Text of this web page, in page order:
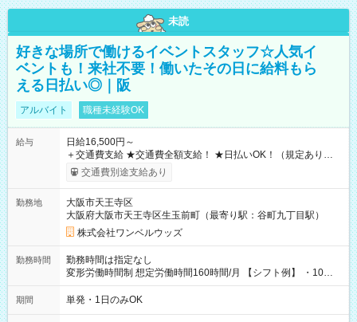
未読
好きな場所で働けるイベントスタッフ☆人気イ
ベントも！来社不要！働いたその日に給料もら
える日払い◎｜阪
アルバイト 職種未経験OK
給与
日給16,500円～
＋交通費支給 ★交通費全額支給！ ★日払いOK！（規定あり） ┗
働いたその日に現金GET♪ お仕事後はコンビニATMから 日払
交通費別途支給あり
勤務地
大阪市天王寺区
大阪府大阪市天王寺区生玉前町（最寄り駅：谷町九丁目駅）
株式会社ワンベルウッズ
勤務時間
勤務時間は指定なし
変形労働時間制 想定労働時間160時間/月 【シフト例】 ・10：
00～20：00
期間 単発・1日のみOK